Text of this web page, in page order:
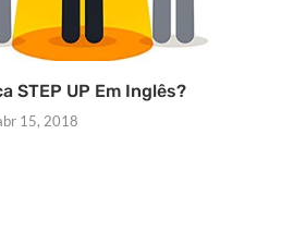
STEP UP Em Inglês?
15, 2018